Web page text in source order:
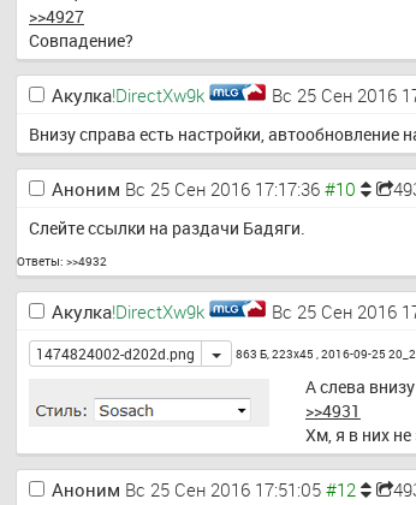
>>4927
Совпадение?
Акулка!DirectXw9k Вс 25 Сен 2016
Внизу справа есть настройки,
Аноним Вс 25 Сен 2016 17:17:36
Слейте ссылки на раздачи Бадяги.
Ответы: >>4932
Акулка!DirectXw9k Вс 25 Сен 2016
1474824002-d202d.png Toggle
863 Б, 223x45 ,2016-09-25
А слева
>>4931
Хм, я в них
Аноним Вс 25 Сен 2016 17:51:05